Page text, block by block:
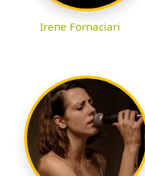
Irene Fornaciari